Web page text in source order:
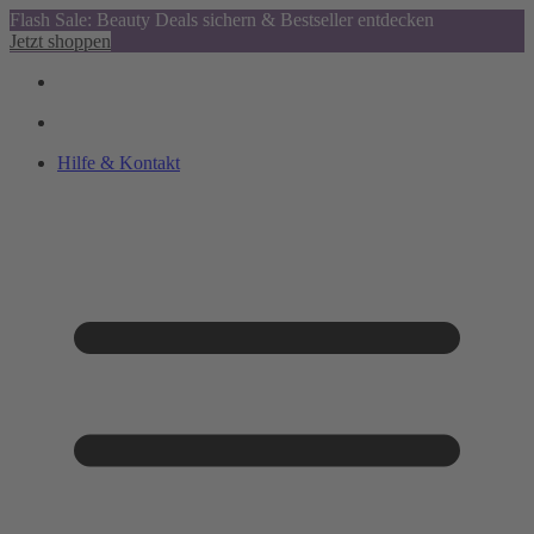
Flash Sale: Beauty Deals sichern & Bestseller entdecken
Jetzt shoppen
Hilfe & Kontakt